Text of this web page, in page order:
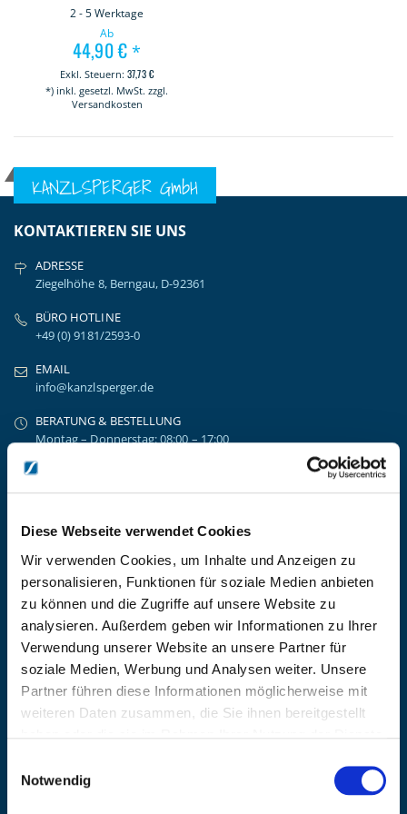
Diese Webseite verwendet Cookies
Wir verwenden Cookies, um Inhalte und Anzeigen zu
personalisieren, Funktionen für soziale Medien anbieten
zu können und die Zugriffe auf unsere Website zu
analysieren. Außerdem geben wir Informationen zu Ihrer
Verwendung unserer Website an unsere Partner für
soziale Medien, Werbung und Analysen weiter. Unsere
Partner führen diese Informationen möglicherweise mit
weiteren Daten zusammen, die Sie ihnen bereitgestellt
Notwendig
2 - 5 Werktage
Ab
44,90 €*
37,73 €
*) inkl. gesetzl. MwSt. zzgl.
Versandkosten
KANZLSPERGER GmbH
KONTAKTIEREN SIE UNS
ADRESSE
Ziegelhöhe 8, Berngau, D-92361
BÜRO HOTLINE
+49 (0) 9181/2593-0
EMAIL
info@kanzlsperger.de
BERATUNG & BESTELLUNG
Montag – Donnerstag: 08:00 – 17:00
UNTERNEHMEN
Kontaktieren Sie uns
AGB nebst Kundeninformationen
Impressum
INFORMATIONEN
Preisvorschlag erstellen
Versandkosten & Lieferinformationen
Zahlungsbedingungen
Datenschutzerklärung
Widerrufsbelehrung
Erhalten Sie die neuesten Informationen zu Veranstaltungen,